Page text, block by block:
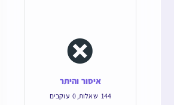
איסור והיתר
144 שאלות,
0 עוקבים